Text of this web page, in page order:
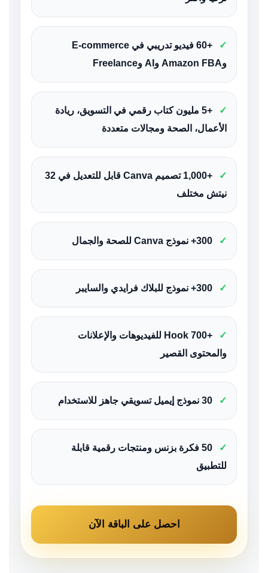
✓
+60 فيديو تدريبي في E-commerce
وAmazon FBA وAI وFreelance
✓
+5 مليون كتاب رقمي في التسويق، ريادة
الأعمال، الصحة ومجالات متعددة
✓
+1,000 تصميم Canva قابل للتعديل في 32
نيتش مختلف
✓
✓
✓
+700 Hook للفيديوهات والإعلانات
والمحتوى القصير
✓
✓
50 فكرة بزنس ومنتجات رقمية قابلة
للتطبيق
احصل على الباقة الآن